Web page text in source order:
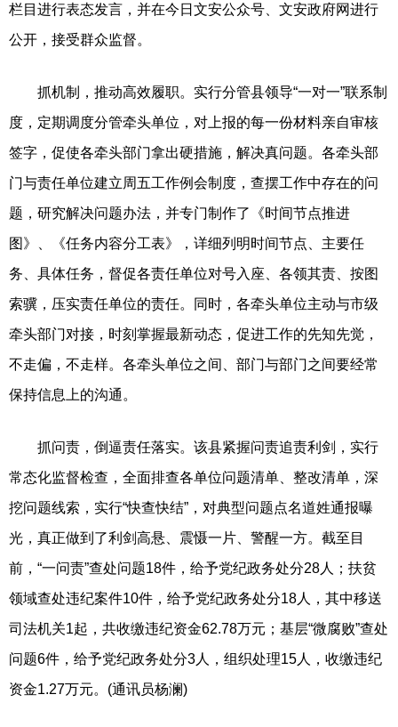
栏目进行表态发言，并在今日文安公众号、文安政府网进行
公开，接受群众监督。
抓机制，推动高效履职。实行分管县领导“一对一”联系制
度，定期调度分管牵头单位，对上报的每一份材料亲自审核
签字，促使各牵头部门拿出硬措施，解决真问题。各牵头部
门与责任单位建立周五工作例会制度，查摆工作中存在的问
题，研究解决问题办法，并专门制作了《时间节点推进
图》、《任务内容分工表》，详细列明时间节点、主要任
务、具体任务，督促各责任单位对号入座、各领其责、按图
索骥，压实责任单位的责任。同时，各牵头单位主动与市级
牵头部门对接，时刻掌握最新动态，促进工作的先知先觉，
不走偏，不走样。各牵头单位之间、部门与部门之间要经常
保持信息上的沟通。
抓问责，倒逼责任落实。该县紧握问责追责利剑，实行
常态化监督检查，全面排查各单位问题清单、整改清单，深
挖问题线索，实行“快查快结”，对典型问题点名道姓通报曝
光，真正做到了利剑高悬、震慑一片、警醒一方。截至目
前，“一问责”查处问题18件，给予党纪政务处分28人；扶贫
领域查处违纪案件10件，给予党纪政务处分18人，其中移送
司法机关1起，共收缴违纪资金62.78万元；基层“微腐败”查处
问题6件，给予党纪政务处分3人，组织处理15人，收缴违纪
资金1.27万元。(通讯员杨澜)